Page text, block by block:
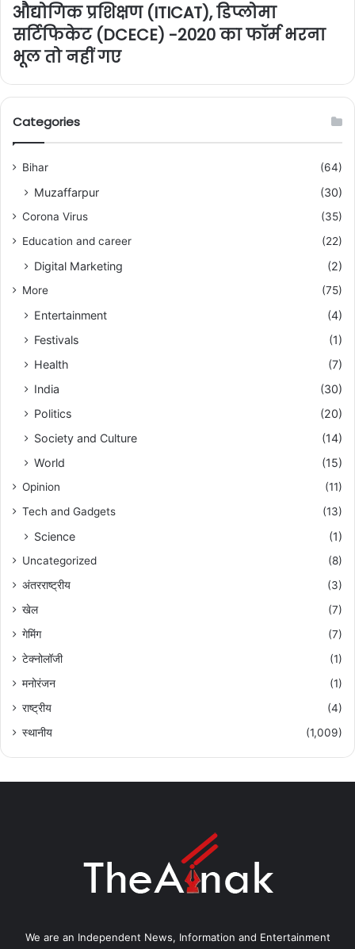
औद्योगिक प्रशिक्षण (ITICAT), डिप्लोमा
सर्टिफिकेट (DCECE) -2020 का फॉर्म भरना
भूल तो नहीं गए
Categories
Bihar (64)
Muzaffarpur (30)
Corona Virus
(35)
Education and career
(22)
Digital Marketing (2)
More (75)
Entertainment
(4)
Festivals
(1)
Health
(7)
India
(30)
Politics
(20)
Society and Culture
(14)
World
(15)
Opinion
(11)
Tech and Gadgets
(13)
Science (1)
Uncategorized
(8)
अंतरराष्ट्रीय
(3)
खेल
(7)
गेमिंग
(7)
टेक्नोलॉजी
(1)
मनोरंजन
(1)
राष्ट्रीय
(4)
स्थानीय
(1,009)
We are an Independent News, Information and Entertainment